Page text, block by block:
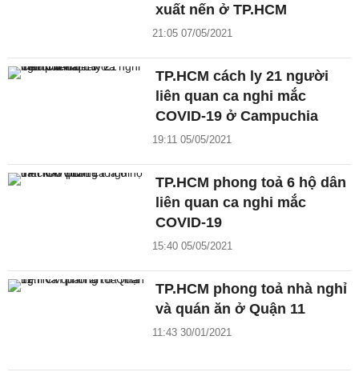
xuất nến ở TP.HCM
21:05 07/05/2021
TP.HCM cách ly 21 người
liên quan ca nghi mắc
COVID-19 ở Campuchia
19:11 05/05/2021
TP.HCM phong toả 6 hộ dân
liên quan ca nghi mắc
COVID-19
15:40 05/05/2021
TP.HCM phong toả nhà nghỉ
và quán ăn ở Quận 11
11:43 30/01/2021